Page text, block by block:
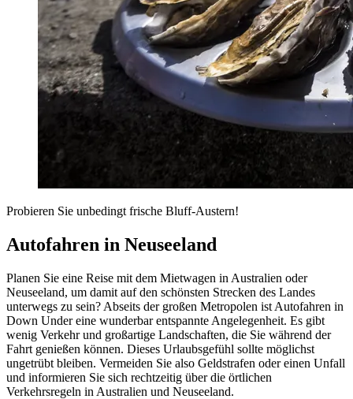
Probieren Sie unbedingt frische Bluff-Austern!
Autofahren in Neuseeland
Planen Sie eine Reise mit dem Mietwagen in Australien oder
Neuseeland, um damit auf den schönsten Strecken des Landes
unterwegs zu sein? Abseits der großen Metropolen ist Autofahren in
Down Under eine wunderbar entspannte Angelegenheit. Es gibt
wenig Verkehr und großartige Landschaften, die Sie während der
Fahrt genießen können. Dieses Urlaubsgefühl sollte möglichst
ungetrübt bleiben. Vermeiden Sie also Geldstrafen oder einen Unfall
und informieren Sie sich rechtzeitig über die örtlichen
Verkehrsregeln in Australien und Neuseeland.